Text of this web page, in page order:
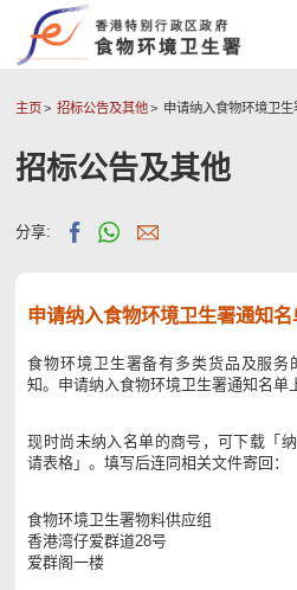
主页 招标公告及其他 申请纳入食物环境卫
招标公告及其他
分享:
申请纳入食物环境卫生署通知名
食物环境卫生署备有多类货品及服务
知。申请纳入食物环境卫生署通知名单
现时尚未纳入名单的商号，可下载「
请表格」。填写后连同相关文件寄回：
食物环境卫生署物料供应组
香港湾仔爱群道28号
爱群阁一楼